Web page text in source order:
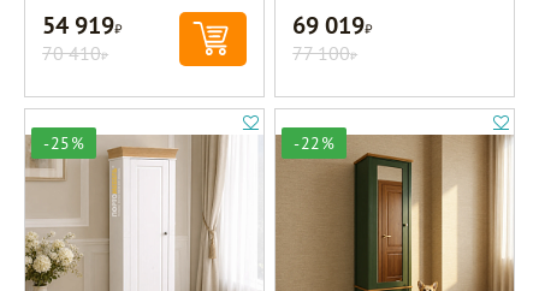
54 919Р
70 410Р
69 019Р
77 100Р
-25% -22%